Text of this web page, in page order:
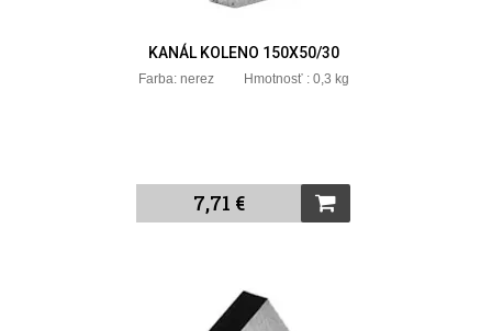
KANÁL KOLENO 150X50/30
Farba: nerez Hmotnosť : 0,3 kg
7,71 €